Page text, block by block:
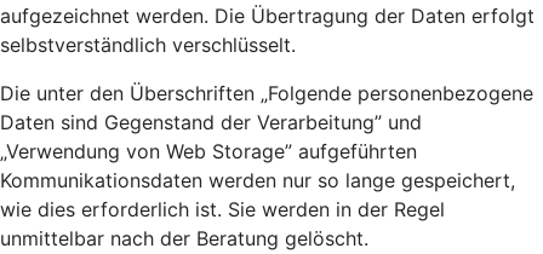
aufgezeichnet werden. Die Übertragung der Daten erfolgt
selbstverständlich verschlüsselt.
Die unter den Überschriften „Folgende personenbezogene
Daten sind Gegenstand der Verarbeitung” und
„Verwendung von Web Storage” aufgeführten
Kommunikationsdaten werden nur so lange gespeichert,
wie dies erforderlich ist. Sie werden in der Regel
unmittelbar nach der Beratung gelöscht.